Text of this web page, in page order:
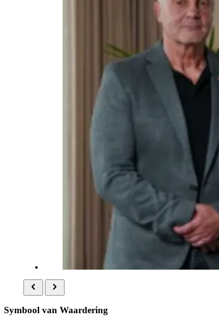
Symbool van Waardering